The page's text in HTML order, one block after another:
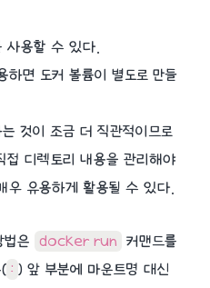
용할 수 있다.
면 도커 볼륨이 별도로 만들
것이 조금 더 직관적이므로
접 디렉토리 내용을 관리해야
우 유용하게 활용될 수 있다.
은 docker run 커맨드를
: ) 앞 부분에 마운트명 대신